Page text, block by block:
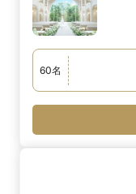
60名